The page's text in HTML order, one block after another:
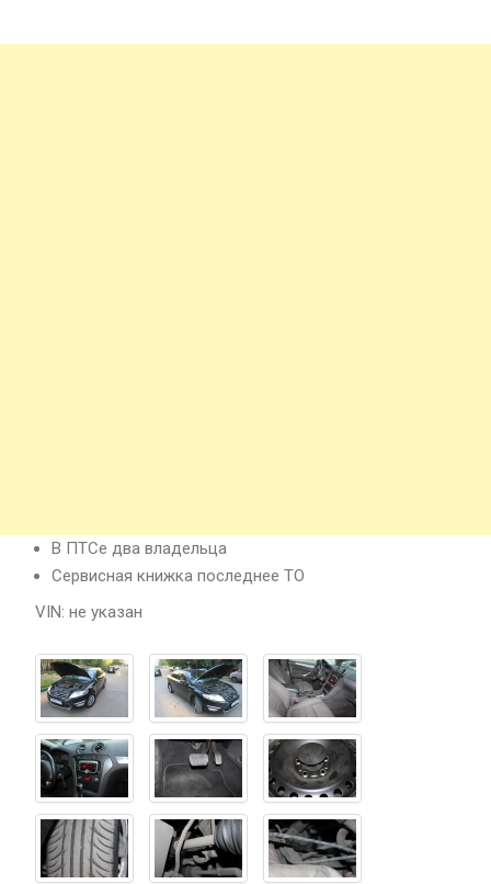
В ПТСе два владельца
Сервисная книжка последнее ТО
VIN: не указан